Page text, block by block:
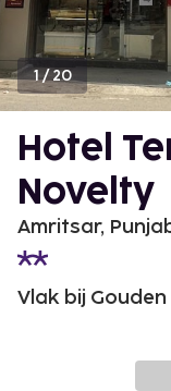
1/20
Hotel
Novelty
Amritsar,
Vlak bij Gouden